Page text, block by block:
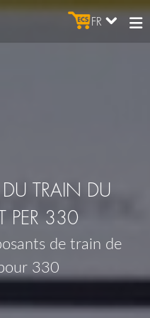
FR
TRAIN DU
PER 330
de train de
330